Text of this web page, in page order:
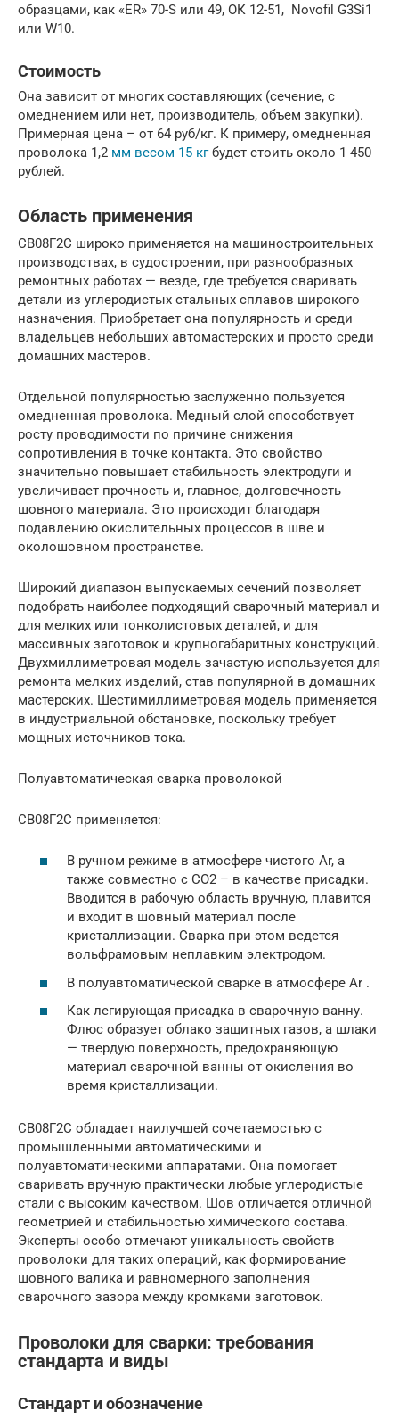
образцами, как «ER» 70-S или 49, ОК 12-51, Novofil G3Si1
или W10.
Стоимость
Она зависит от многих составляющих (сечение, с
омеднением или нет, производитель, объем закупки).
Примерная цена – от 64 руб/кг. К примеру, омедненная
проволока 1,2 мм весом 15 кгбудет стоить около 1 450
рублей.
Область применения
СВ08Г2С широко применяется на машиностроительных
производствах, в судостроении, при разнообразных
ремонтных работах — везде, где требуется сваривать
детали из углеродистых стальных сплавов широкого
назначения. Приобретает она популярность и среди
владельцев небольших автомастерских и просто среди
домашних мастеров.
Отдельной популярностью заслуженно пользуется
омедненная проволока. Медный слой способствует
росту проводимости по причине снижения
сопротивления в точке контакта. Это свойство
значительно повышает стабильность электродуги и
увеличивает прочность и, главное, долговечность
шовного материала. Это происходит благодаря
подавлению окислительных процессов в шве и
околошовном пространстве.
Широкий диапазон выпускаемых сечений позволяет
подобрать наиболее подходящий сварочный материал и
для мелких или тонколистовых деталей, и для
массивных заготовок и крупногабаритных конструкций.
Двухмиллиметровая модель зачастую используется для
ремонта мелких изделий, став популярной в домашних
мастерских. Шестимиллиметровая модель применяется
в индустриальной обстановке, поскольку требует
мощных источников тока.
Полуавтоматическая сварка проволокой
СВ08Г2С применяется:
В ручном режиме в атмосфере чистого Ar, а
также совместно с CO2 – в качестве присадки.
Вводится в рабочую область вручную, плавится
и входит в шовный материал после
кристаллизации. Сварка при этом ведется
вольфрамовым неплавким электродом.
В полуавтоматической сварке в атмосфере Ar .
Как легирующая присадка в сварочную ванну.
Флюс образует облако защитных газов, а шлаки
— твердую поверхность, предохраняющую
материал сварочной ванны от окисления во
время кристаллизации.
СВ08Г2С обладает наилучшей сочетаемостью с
промышленными автоматическими и
полуавтоматическими аппаратами. Она помогает
сваривать вручную практически любые углеродистые
стали с высоким качеством. Шов отличается отличной
геометрией и стабильностью химического состава.
Эксперты особо отмечают уникальность свойств
проволоки для таких операций, как формирование
шовного валика и равномерного заполнения
сварочного зазора между кромками заготовок.
Проволоки для сварки: требования
стандарта и виды
Стандарт и обозначение